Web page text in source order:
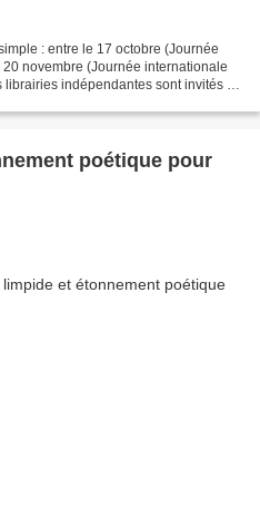
: entre le 17 octobre (Journée
novembre (Journée internationale
librairies indépendantes sont invités à
poétique pour